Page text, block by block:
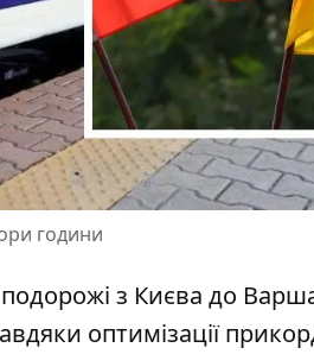
години
з Києва до
оптимізації